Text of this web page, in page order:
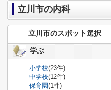
立川市の内科
立川市のスポット選択
学ぶ
小学校(23件)
中学校(12件)
保育園(1件)